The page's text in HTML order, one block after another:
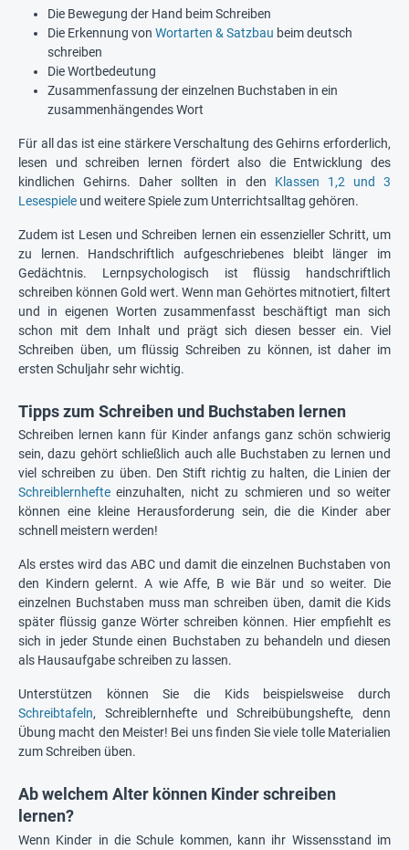
Die Bewegung der Hand beim Schreiben
Die Erkennung von Wortarten & Satzbau beim deutsch
schreiben
Die Wortbedeutung
Zusammenfassung der einzelnen Buchstaben in ein
zusammenhängendes Wort
Für all das ist eine stärkere Verschaltung des Gehirns erforderlich,
lesen und schreiben lernen fördert also die Entwicklung des
kindlichen Gehirns. Daher sollten in den Klassen 1,2 und 3
Lesespiele und weitere Spiele zum Unterrichtsalltag gehören.
Zudem ist Lesen und Schreiben lernen ein essenzieller Schritt, um
zu lernen. Handschriftlich aufgeschriebenes bleibt länger im
Gedächtnis. Lernpsychologisch ist flüssig handschriftlich
schreiben können Gold wert. Wenn man Gehörtes mitnotiert, filtert
und in eigenen Worten zusammenfasst beschäftigt man sich
schon mit dem Inhalt und prägt sich diesen besser ein. Viel
Schreiben üben, um flüssig Schreiben zu können, ist daher im
ersten Schuljahr sehr wichtig.
Tipps zum Schreiben und Buchstaben lernen
Schreiben lernen kann für Kinder anfangs ganz schön schwierig
sein, dazu gehört schließlich auch alle Buchstaben zu lernen und
viel schreiben zu üben. Den Stift richtig zu halten, die Linien der
Schreiblernhefte einzuhalten, nicht zu schmieren und so weiter
können eine kleine Herausforderung sein, die die Kinder aber
schnell meistern werden!
Als erstes wird das ABC und damit die einzelnen Buchstaben von
den Kindern gelernt. A wie Affe, B wie Bär und so weiter. Die
einzelnen Buchstaben muss man schreiben üben, damit die Kids
später flüssig ganze Wörter schreiben können. Hier empfiehlt es
sich in jeder Stunde einen Buchstaben zu behandeln und diesen
als Hausaufgabe schreiben zu lassen.
Unterstützen können Sie die Kids beispielsweise durch
Schreibtafeln, Schreiblernhefte und Schreibübungshefte, denn
Übung macht den Meister! Bei uns finden Sie viele tolle Materialien
zum Schreiben üben.
Ab welchem Alter können Kinder schreiben
lernen?
Wenn Kinder in die Schule kommen, kann ihr Wissensstand im